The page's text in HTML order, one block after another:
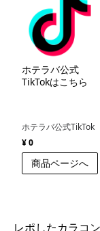
ホテラバ公式
TikTokはこちら
ホテラバ公式TikTok
¥ 0
商品ページへ
レポしたカラコ